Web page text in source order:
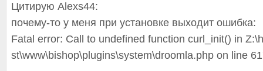
Цитирую Alexs44:
почему-то у меня при установке выходит ошибка:
Fatal error: Call to undefined function curl_init() in
st\www\bishop\p lugins\system\droomla.php on line